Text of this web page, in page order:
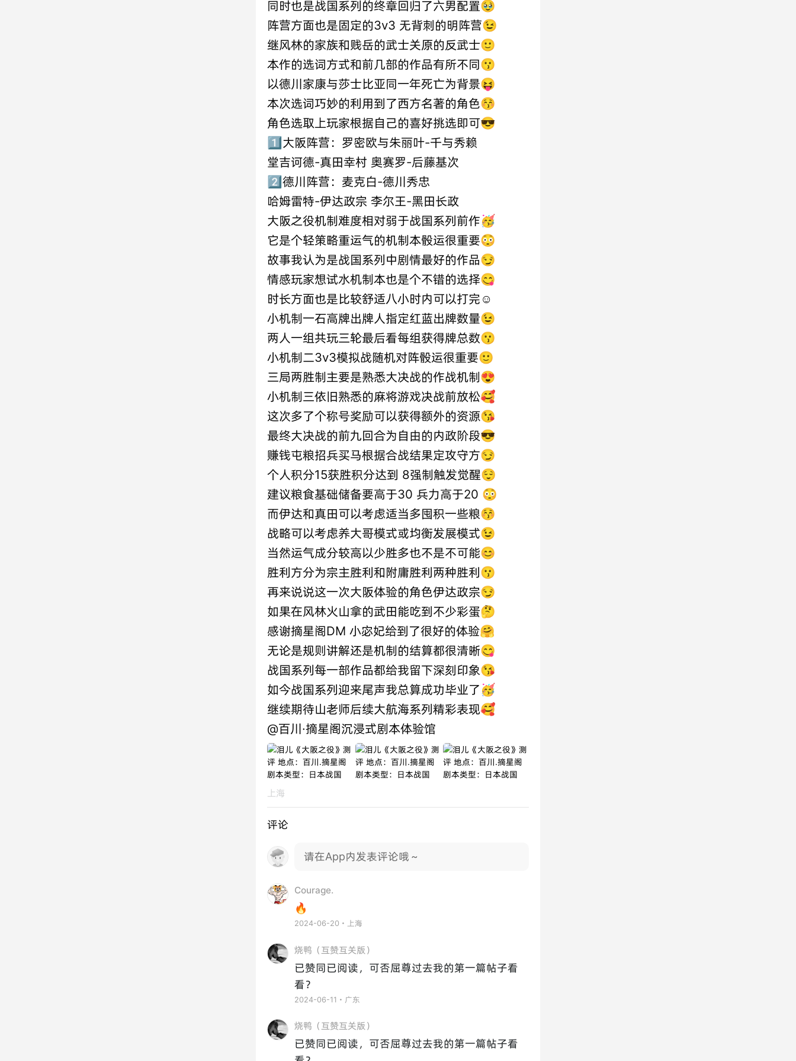
同时也是战国系列的终章回归了六男配置🥹
阵营方面也是固定的3v3 无背刺的明阵营😉
继风林的家族和贱岳的武士关原的反武士🙂
本作的选词方式和前几部的作品有所不同😗
以德川家康与莎士比亚同一年死亡为背景😝
本次选词巧妙的利用到了西方名著的角色😚
角色选取上玩家根据自己的喜好挑选即可😎
1️⃣大阪阵营：罗密欧与朱丽叶-千与秀赖
堂吉诃德-真田幸村 奥赛罗-后藤基次
2️⃣德川阵营：麦克白-德川秀忠
哈姆雷特-伊达政宗 李尔王-黑田长政
大阪之役机制难度相对弱于战国系列前作🥳
它是个轻策略重运气的机制本骰运很重要😳
故事我认为是战国系列中剧情最好的作品😏
情感玩家想试水机制本也是个不错的选择😋
时长方面也是比较舒适八小时内可以打完☺️
小机制一石高牌出牌人指定红蓝出牌数量😉
两人一组共玩三轮最后看每组获得牌总数😗
小机制二3v3模拟战随机对阵骰运很重要🙂
三局两胜制主要是熟悉大决战的作战机制😍
小机制三依旧熟悉的麻将游戏决战前放松🥰
这次多了个称号奖励可以获得额外的资源😘
最终大决战的前九回合为自由的内政阶段😎
赚钱屯粮招兵买马根据合战结果定攻守方😏
个人积分15获胜积分达到 8强制触发觉醒😌
建议粮食基础储备要高于30 兵力高于20 😳
而伊达和真田可以考虑适当多囤积一些粮😚
战略可以考虑养大哥模式或均衡发展模式😉
当然运气成分较高以少胜多也不是不可能😊
胜利方分为宗主胜利和附庸胜利两种胜利😗
再来说说这一次大阪体验的角色伊达政宗😏
如果在风林火山拿的武田能吃到不少彩蛋🤔
感谢摘星阁DM 小宓妃给到了很好的体验🤗
无论是规则讲解还是机制的结算都很清晰😋
战国系列每一部作品都给我留下深刻印象😘
如今战国系列迎来尾声我总算成功毕业了🥳
继续期待山老师后续大航海系列精彩表现🥰
@百川·摘星阁沉浸式剧本体验馆
上海
评论
请在App内发表评论哦～
Courage.
🔥
2024-06-20・上海
烧鸭（互赞互关版）
已赞同已阅读，可否屈尊过去我的第一篇帖子看
看？
2024-06-11・广东
烧鸭（互赞互关版）
已赞同已阅读，可否屈尊过去我的第一篇帖子看